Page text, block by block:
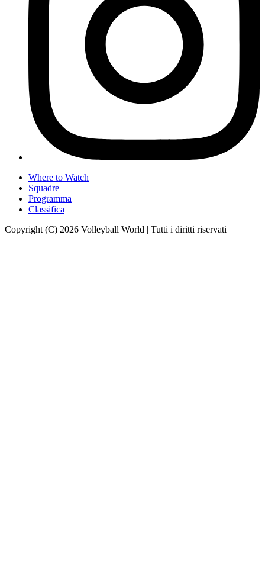
Where to Watch
Squadre
Programma
Classifica
Copyright (C) 2026 Volleyball World | Tutti i diritti riservati